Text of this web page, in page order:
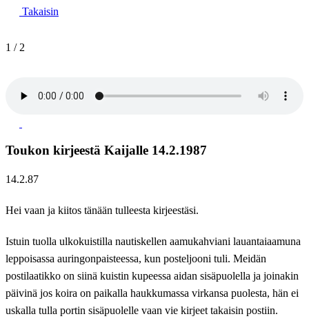
Takaisin
1 / 2
Toukon kirjeestä Kaijalle 14.2.1987
14.2.87
Hei vaan ja kiitos tänään tulleesta kirjeestäsi.
Istuin tuolla ulkokuistilla nautiskellen aamukahviani lauantaiaamuna
leppoisassa auringonpaisteessa, kun posteljooni tuli. Meidän
postilaatikko on siinä kuistin kupeessa aidan sisäpuolella ja joinakin
päivinä jos koira on paikalla haukkumassa virkansa puolesta, hän ei
uskalla tulla portin sisäpuolelle vaan vie kirjeet takaisin postiin.